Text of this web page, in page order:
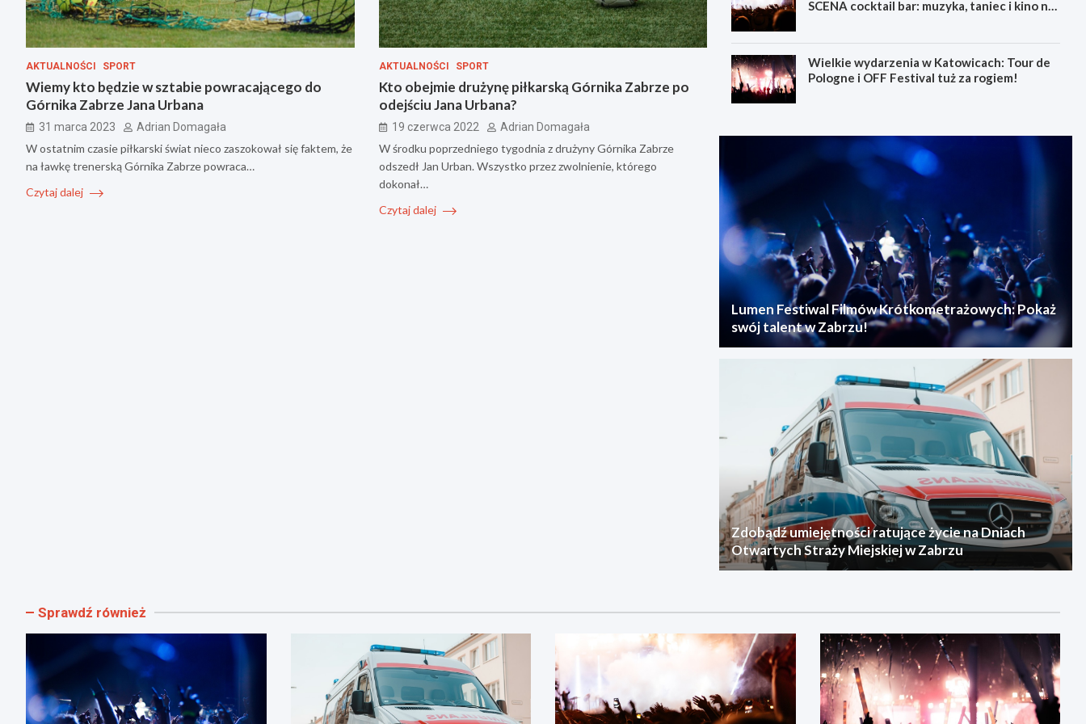
AKTUALNOŚCI SPORT
Wiemy kto będzie w sztabie powracającego do
Górnika Zabrze Jana Urbana
31 marca 2023 Adrian Domagała
W ostatnim czasie piłkarski świat nieco zaszokował się faktem, że
na ławkę trenerską Górnika Zabrze powraca…
Czytaj dalej
AKTUALNOŚCI SPORT
Kto obejmie drużynę piłkarską Górnika Zabrze po
odejściu Jana Urbana?
19 czerwca 2022 Adrian Domagała
W środku poprzedniego tygodnia z drużyny Górnika Zabrze
odszedł Jan Urban. Wszystko przez zwolnienie, którego
dokonał…
Czytaj dalej
SCENA cocktail bar: muzyka, taniec i kino na
Wielkie wydarzenia w Katowicach: Tour de
Pologne i OFF Festival tuż za rogiem!
Lumen Festiwal Filmów Krótkometrażowych: Pokaż
swój talent w Zabrzu!
Zdobądź umiejętności ratujące życie na Dniach
Otwartych Straży Miejskiej w Zabrzu
Sprawdź również